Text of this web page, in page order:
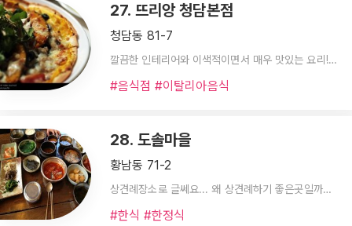
27. 뜨리앙 청담본점
청담동 81-7
깔끔한 인테리어와 이색적이면서 매우 맛있는 요리! 미소소스 모시조개 파스타 먹으러 자주 갑니다~
#음식점 #이탈리아음식
28. 도솔마을
황남동 71-2
상견례장소로 글쎄요... 왜 상견례하기 좋은곳일까요?
#한식 #한정식